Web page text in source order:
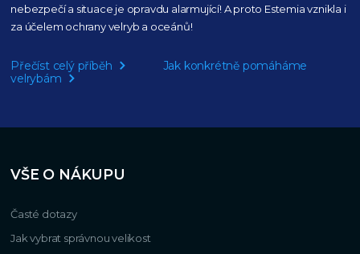
nebezpečí a situace je opravdu alarmující! A proto Estemia vznikla i
za účelem ochrany velryb a oceánů!
Přečíst celý příběh
Jak konkrétně pomáháme
velrybám
VŠE O NÁKUPU
Časté dotazy
Jak vybrat správnou velikost